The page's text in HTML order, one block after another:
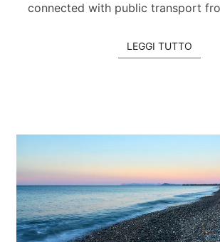
a
connected with public transport
LEGGI TUTTO